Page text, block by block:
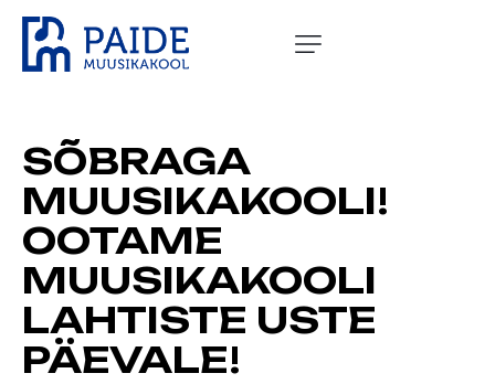
SÕBRAGA
MUUSIKAKOOLI!
OOTAME
MUUSIKAKOOLI
LAHTISTE USTE
PÄEVALE!